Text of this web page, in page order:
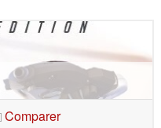
Comparer